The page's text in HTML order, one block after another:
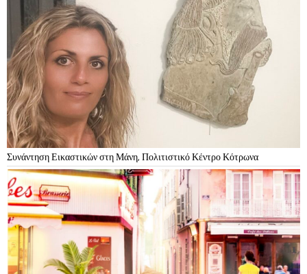
Συνάντηση Εικαστικών στη Μάνη, Πολιτιστικό Κέντρο Κότρωνα